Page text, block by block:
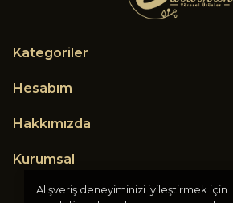
Alışveriş deneyiminizi iyileştirmek için
Kategoriler
Hesabım
Hakkımızda
Kurumsal